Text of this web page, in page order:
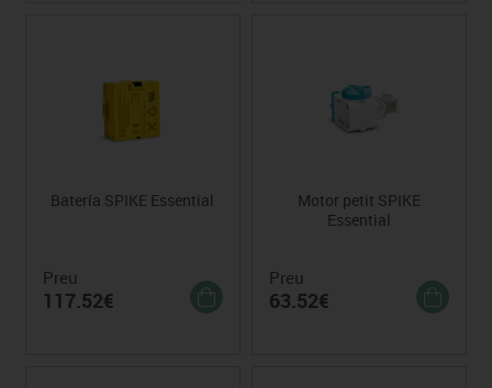
Batería SPIKE Essential
Preu
117.52€
Motor petit SPIKE
Essential
Preu
63.52€